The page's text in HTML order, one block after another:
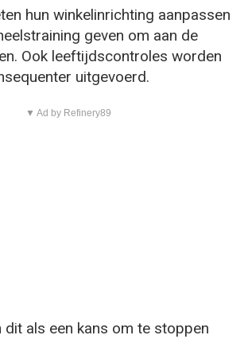
hun winkelinrichting aanpassen
geven om aan de
Ook leeftijdscontroles worden
uitgevoerd.
▼ Ad by Refinery89
dit als een kans om te stoppen